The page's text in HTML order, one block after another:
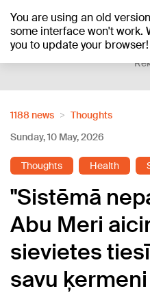
You are using an old
some interface won't work.
you to update your browser!
+20°C
1188 news
Thoughts
Sunday, 10 May, 2026
Thoughts Health
"Sistēmā
Abu Meri
sievietes
savu ķermeni